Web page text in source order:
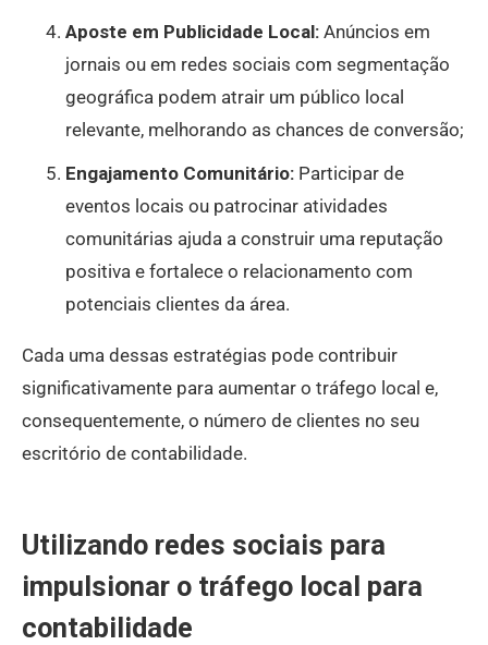
Aposte em Publicidade Local: Anúncios em
jornais ou em redes sociais com segmentação
geográfica podem atrair um público local
relevante, melhorando as chances de conversão;
Engajamento Comunitário: Participar de
eventos locais ou patrocinar atividades
comunitárias ajuda a construir uma reputação
positiva e fortalece o relacionamento com
potenciais clientes da área.
Cada uma dessas estratégias pode contribuir
significativamente para aumentar o tráfego local e,
consequentemente, o número de clientes no seu
escritório de contabilidade.
Utilizando redes sociais para
impulsionar o tráfego local para
contabilidade